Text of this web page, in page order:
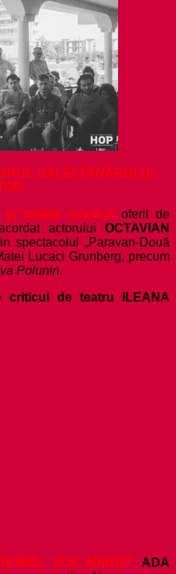
GALEI TÂNĂRULUI
şi rostire scenică oferit de
actoruluiOCTAVIAN
spectacolul „Paravan-Două
Lucaci Grunberg, precum
Polunin.
criticul de teatru ILEANA
VOX MARIS*: ADA